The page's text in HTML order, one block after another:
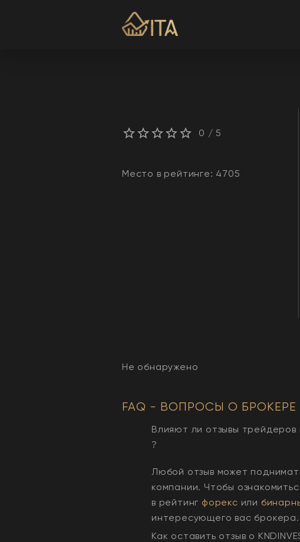
0 / 5
Место в рейтинге: 4705
Не обнаружено
FAQ - ВОПРОСЫ О БРОКЕРЕ
Влияют ли отзывы трейдеров
?
Любой отзыв может
компании. Чтобы
в рейтинг форекс или
интересующего вас брокера.
Как оставить отзыв о